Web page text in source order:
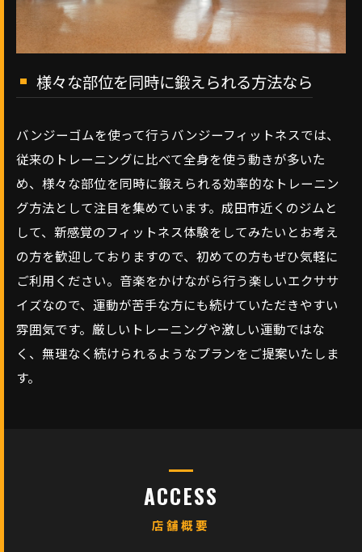
様々な部位を同時に鍛えられる方法なら
バンジーゴムを使って行うバンジーフィットネスでは、
従来のトレーニングに比べて全身を使う動きが多いた
め、様々な部位を同時に鍛えられる効率的なトレーニン
グ方法として注目を集めています。成田市近くのジムと
して、新感覚のフィットネス体験をしてみたいとお考え
の方を歓迎しておりますので、初めての方もぜひ気軽に
ご利用ください。音楽をかけながら行う楽しいエクササ
イズなので、運動が苦手な方にも続けていただきやすい
雰囲気です。厳しいトレーニングや激しい運動ではな
く、無理なく続けられるようなプランをご提案いたしま
す。
店舗概要
ACCESS